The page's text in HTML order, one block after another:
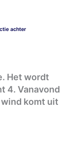
achter
Het wordt
4. Vanavond
komt uit